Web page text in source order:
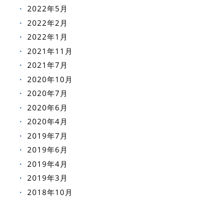
2022年5月
2022年2月
2022年1月
2021年11月
2021年7月
2020年10月
2020年7月
2020年6月
2020年4月
2019年7月
2019年6月
2019年4月
2019年3月
2018年10月